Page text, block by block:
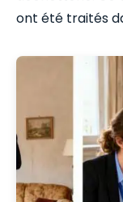
ont été traités